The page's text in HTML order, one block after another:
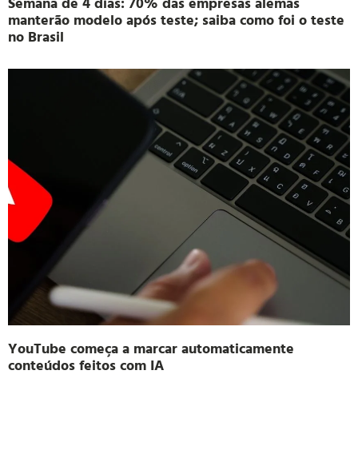
manterão modelo após teste; saiba como foi o teste
no Brasil
YouTube começa a marcar automaticamente
conteúdos feitos com IA